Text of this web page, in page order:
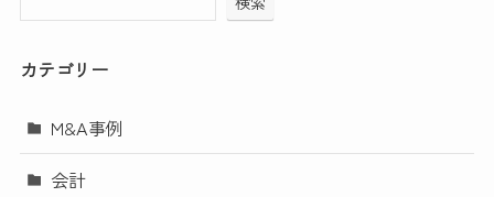
カテゴリー
M&A事例
会計